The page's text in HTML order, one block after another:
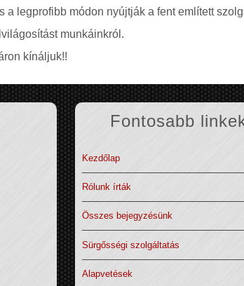
legprofibb módon nyújtják a fent említett
munkáinkról.
kínáljuk!!
Fontosabb
Kezdőlap
Rólunk írták
Összes bejegyzésünk
Sürgősségi szolgáltatás
Alapvetések